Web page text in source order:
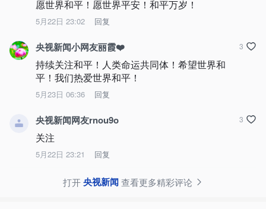
愿世界和平！愿世界平安！和平万岁！
5月22日 23:02 回复
央视新闻小网友丽霞❤️
持续关注和平！人类命运共同体！希望世界和
平！我们热爱世界和平！
5月23日 06:36 回复
3
央视新闻网友rnou9o
关注
5月22日 23:21 回复
3
打开央视新闻查看更多精彩评论